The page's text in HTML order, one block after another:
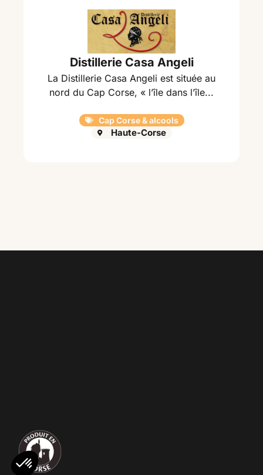
Distillerie Casa Angeli
La Distillerie Casa Angeli est située au
nord du Cap Corse, « l’île dans l’île...
Cap Corse & alcools
Haute-Corse